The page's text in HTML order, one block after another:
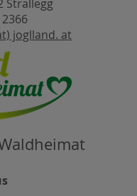
Strallegg
joglland. at